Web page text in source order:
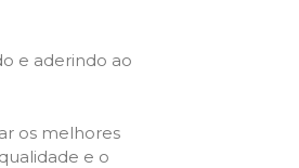
e aderindo ao
os melhores
e o